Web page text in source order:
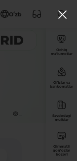
Oʻzb
Ochiq
ma’lumotlar
Ofislar va
bankomatlar
Savdodagi
mulklar
Qimmatli
qog'ozlar
bozori